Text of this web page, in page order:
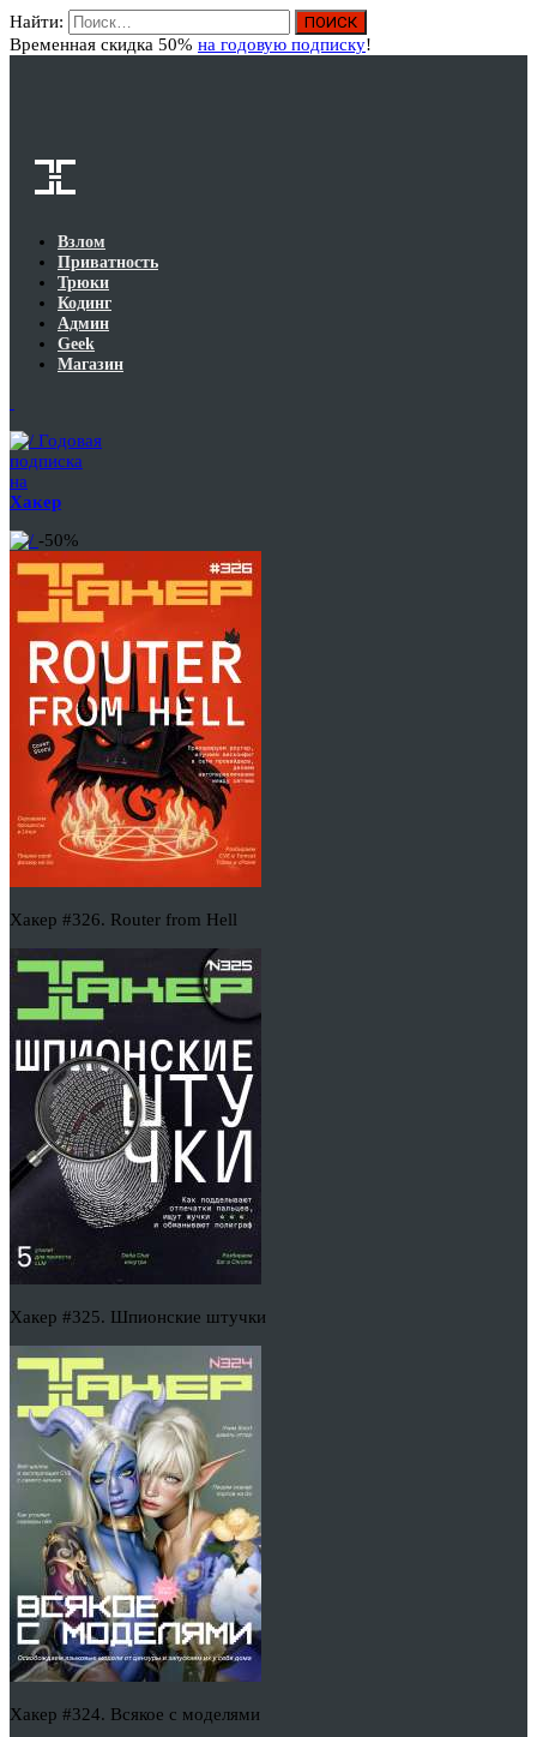
Найти:
Временная скидка 50% на годовую подписку!
Взлом
Приватность
Трюки
Кодинг
Админ
Geek
Магазин
Годовая
подписка
на
Хакер
-50%
Хакер #326. Router from Hell
Хакер #325. Шпионские штучки
Хакер #324. Всякое с моделями